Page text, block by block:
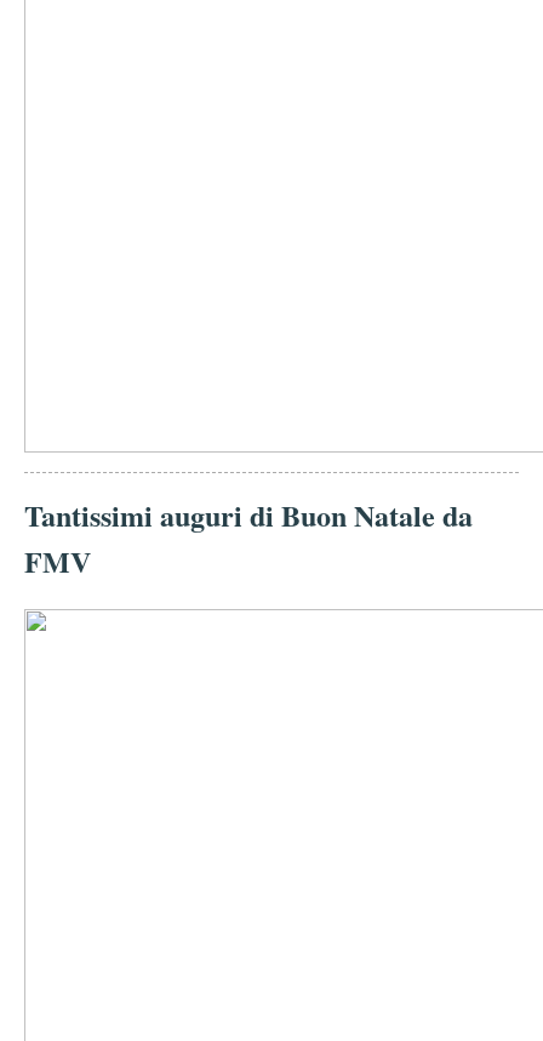
Tantissimi auguri di Buon Natale da
FMV